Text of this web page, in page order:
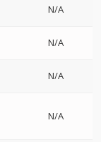
N/A
N/A
N/A
N/A